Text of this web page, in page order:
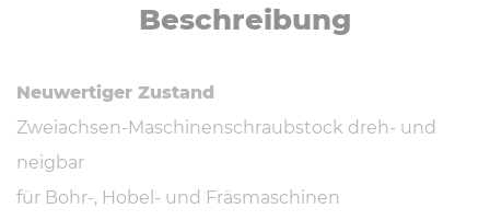
Be­schrei­bung
Neuwertiger Zustand
Zweiachsen-Maschinenschraubstock dreh- und
neigbar
für Bohr-, Hobel- und Fräsmaschinen